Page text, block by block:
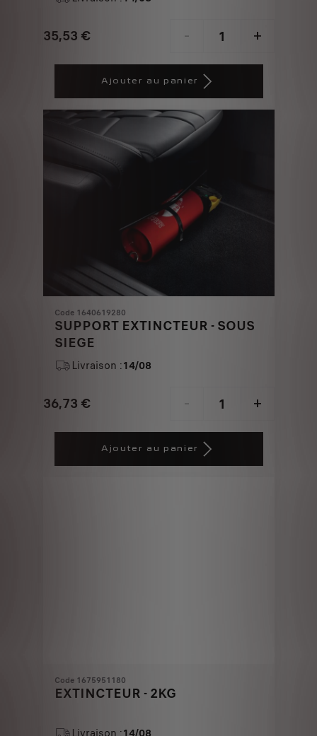
35,53 €
Price
€
- +
Quantity
1
Ajouter au panier
Code 1640619280
SUPPORT EXTINCTEUR - SOUS
SIEGE
Livraison :14/08
36,73 €
Price
- +
Quantity
Ajouter au panier
Code 1675951180
EXTINCTEUR - 2KG